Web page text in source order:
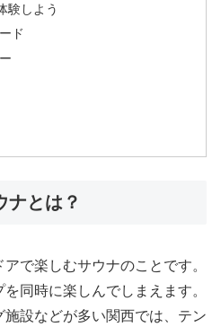
験しよう
ド
ナとは？
で楽しむサウナのことです。
同時に楽しんでしまえます。
設などが多い関西では、テン